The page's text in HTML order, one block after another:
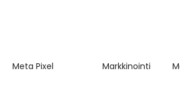
Meta Pixel Markkinointi